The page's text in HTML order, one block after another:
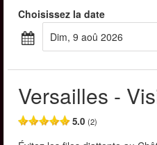
Choisissez la date
dim, 9 aoû 2026
Versailles -
5.0 (2)